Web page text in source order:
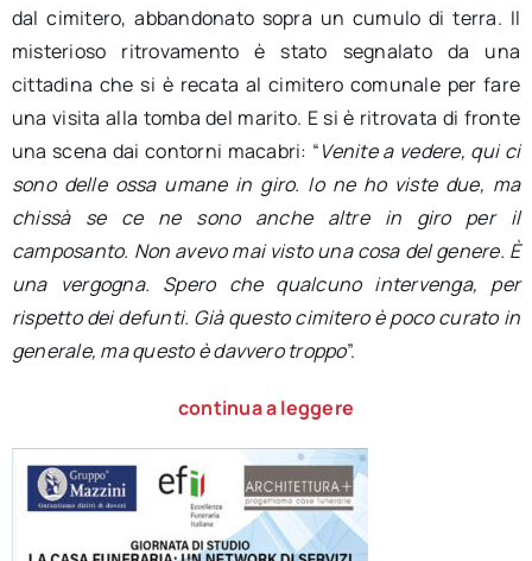
dal cimitero, abbandonato sopra un cumulo di terra. Il
misterioso ritrovamento è stato segnalato da una
cittadina che si è recata al cimitero comunale per fare
una visita alla tomba del marito. E si è ritrovata di fronte
una scena dai contorni macabri: “Venite a vedere, qui ci
sono delle ossa umane in giro. Io ne ho viste due, ma
chissà se ce ne sono anche altre in giro per il
camposanto. Non avevo mai visto una cosa del genere. È
una vergogna. Spero che qualcuno intervenga, per
rispetto dei defunti. Già questo cimitero è poco curato in
generale, ma questo è davvero troppo”.
continua a leggere